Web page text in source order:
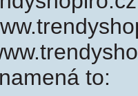
to: